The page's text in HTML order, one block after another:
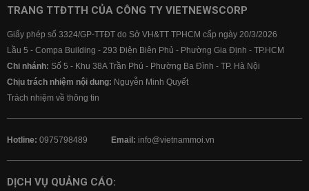
TRANG TTĐTTH CỦA CÔNG TY VIETNEWSCORP
Giấy phép số 3324/GP-TTĐT do Sở VH&TT TPHCM cấp ngày 20/3/2026
Lầu 5 - Compa Building - 293 Điện Biên Phủ - Phường Gia Định - TP.HCM
Chi nhánh: Số 5 - Khu 38A Trần Phú - Phường Ba Đình - TP. Hà Nội
Chịu trách nhiệm nội dung: Nguyễn Minh Quyết
Trách nhiệm về thông tin
Hotline: 0975798489 Email: info@vietnammoi.vn
DỊCH VỤ QUẢNG CÁO: